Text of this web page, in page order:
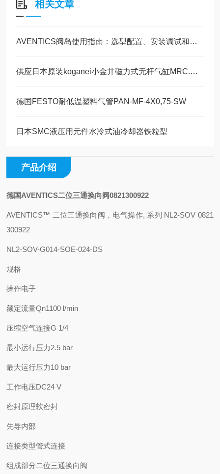
相关文章
AVENTICS阀岛使用指南：选型配置、安装调试和维护管理
供应日本原装koganei小金井磁力式无杆气缸MRC.MRG
德国FESTO耐低温塑料气管PAN-MF-4X0,75-SW
日本SMC液压用元件水冷式油冷却器铁粒型
产品介绍
德国AVENTICS二位三通换向阀0821300922
AVENTICS™ 二位三通换向阀，电气操作, 系列 NL2-SOV 0821
300922
NL2-SOV-G014-SOE-024-DS
规格
操作电子
额定流量Qn1100 l/min
压缩空气连接G 1/4
最小运行压力2.5 bar
最大运行压力10 bar
工作电压DC24 V
密封原理软密封
先导内部
连接类型管式连接
组成部分二位三通换向阀